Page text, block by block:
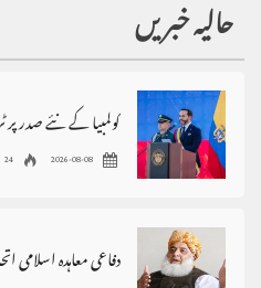
حالیہ خبریں
کولمبیا کے نئے
2026-08-08 24 مناظر